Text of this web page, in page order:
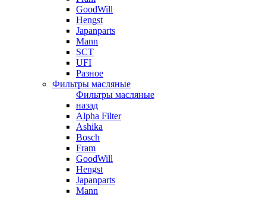
GoodWill
Hengst
Japanparts
Mann
SCT
UFI
Разное
Фильтры масляные
Фильтры масляные
назад
Alpha Filter
Ashika
Bosch
Fram
GoodWill
Hengst
Japanparts
Mann